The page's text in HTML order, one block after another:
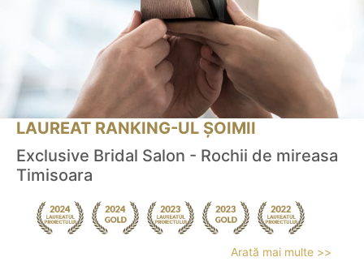
LAUREAT RANKING-UL ȘOIMII
Exclusive Bridal Salon - Rochii de mireasa
Timisoara
Arată mai multe >>